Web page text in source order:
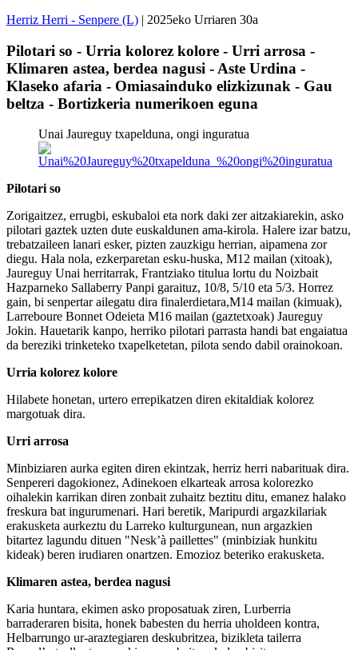
Herriz Herri - Senpere (L) | 2025eko Urriaren 30a
Pilotari so - Urria kolorez kolore - Urri arrosa -
Klimaren astea, berdea nagusi - Aste Urdina -
Klaseko afaria - Omiasainduko elizkizunak - Gau
beltza - Bortizkeria numerikoen eguna
Unai Jaureguy txapelduna, ongi inguratua
Pilotari so
Zorigaitzez, errugbi, eskubaloi eta nork daki zer aitzakiarekin, asko
pilotari gaztek uzten dute euskaldunen ama-kirola. Halere izar batzu,
trebatzaileen lanari esker, pizten zauzkigu herrian, aipamena zor
diegu. Hala nola, ezkerparetan esku-huska, M12 mailan (xitoak),
Jaureguy Unai herritarrak, Frantziako titulua lortu du Noizbait
Hazparneko Sallaberry Panpi garaituz, 10/8, 5/10 eta 5/3. Horrez
gain, bi senpertar ailegatu dira finalerdietara,M14 mailan (kimuak),
Larreboure Bonnet Odeieta M16 mailan (gaztetxoak) Jaureguy
Jokin. Hauetarik kanpo, herriko pilotari parrasta handi bat engaiatua
da bereziki trinketeko txapelketetan, pilota sendo dabil orainokoan.
Urria kolorez kolore
Hilabete honetan, urtero errepikatzen diren ekitaldiak kolorez
margotuak dira.
Urri arrosa
Minbiziaren aurka egiten diren ekintzak, herriz herri nabarituak dira.
Senpereri dagokionez, Adinekoen elkarteak arrosa kolorezko
oihalekin karrikan diren zonbait zuhaitz beztitu ditu, emanez halako
freskura bat ingurumenari. Hari beretik, Maripurdi argazkilariak
erakusketa aurkeztu du Larreko kulturgunean, nun argazkien
bitartez lagundu dituen "Nesk’à paillettes" (minbiziak hunkitu
kideak) beren irudiaren onartzen. Emozioz beteriko erakusketa.
Klimaren astea, berdea nagusi
Karia huntara, ekimen asko proposatuak ziren, Lurberria
barraderaren bisita, honek babesten du herria uholdeen kontra,
Helbarrungo ur-araztegiaren deskubritzea, bizikleta tailerra